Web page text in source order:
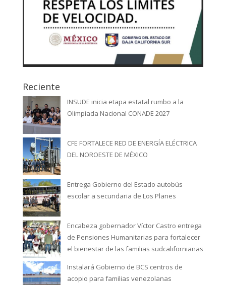
Reciente
INSUDE inicia etapa estatal rumbo a la
Olimpiada Nacional CONADE 2027
CFE FORTALECE RED DE ENERGÍA ELÉCTRICA
DEL NOROESTE DE MÉXICO
Entrega Gobierno del Estado autobús
escolar a secundaria de Los Planes
Encabeza gobernador Víctor Castro entrega
de Pensiones Humanitarias para fortalecer
el bienestar de las familias sudcalifornianas
Instalará Gobierno de BCS centros de
acopio para familias venezolanas